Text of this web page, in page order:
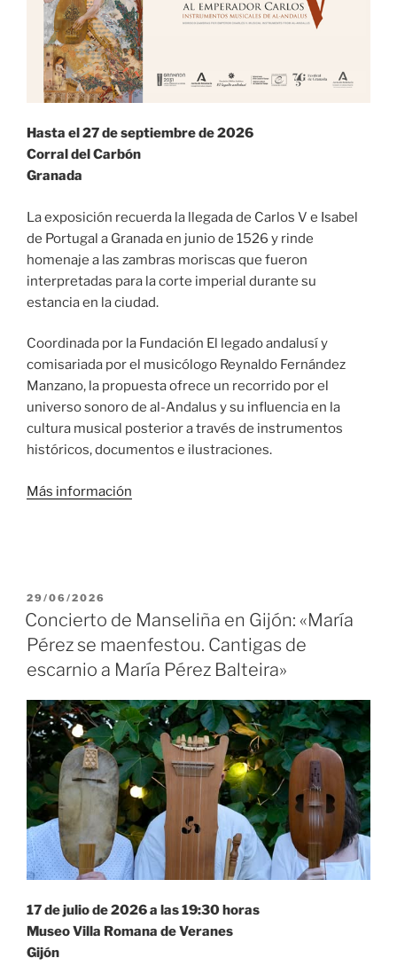
Hasta el 27 de septiembre de 2026
Corral del Carbón
Granada
La exposición recuerda la llegada de Carlos V e Isabel
de Portugal a Granada en junio de 1526 y rinde
homenaje a las zambras moriscas que fueron
interpretadas para la corte imperial durante su
estancia en la ciudad.
Coordinada por la Fundación El legado andalusí y
comisariada por el musicólogo Reynaldo Fernández
Manzano, la propuesta ofrece un recorrido por el
universo sonoro de al-Andalus y su influencia en la
cultura musical posterior a través de instrumentos
históricos, documentos e ilustraciones.
Más información
PUBLICADO
EL
29/06/2026
Concierto de Manseliña en Gijón: «María
Pérez se maenfestou. Cantigas de
escarnio a María Pérez Balteira»
17 de julio de 2026 a las 19:30 horas
Museo Villa Romana de Veranes
Gijón